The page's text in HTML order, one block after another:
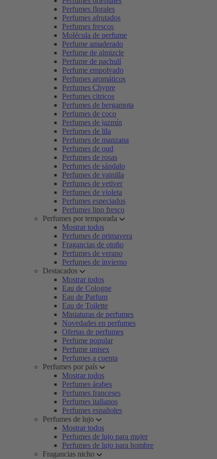
Perfumes florales
Perfumes afrutados
Perfumes frescos
Molécula de perfume
Perfume amaderado
Perfume de almizcle
Perfume de pachulí
Perfume empolvado
Perfumes aromáticos
Perfumes Chypre
Perfumes citricos
Perfumes de bergamota
Perfumes de coco
Perfumes de jazmín
Perfumes de lila
Perfumes de manzana
Perfumes de oud
Perfumes de rosas
Perfumes de sándalo
Perfumes de vainilla
Perfumes de vetiver
Perfumes de violeta
Perfumes especiados
Perfumes lino fresco
Perfumes por temporada
Mostrar todos
Perfumes de primavera
Fragancias de otoño
Perfumes de verano
Perfumes de invierno
Destacados
Mostrar todos
Eau de Cologne
Eau de Parfum
Eau de Toilette
Miniaturas de perfumes
Novedades en perfumes
Ofertas de perfumes
Perfume popular
Perfume unisex
Perfumes a cuenta
Perfumes por país
Mostrar todos
Perfumes árabes
Perfumes franceses
Perfumes italianos
Perfumes españoles
Perfumes de lujo
Mostrar todos
Perfumes de lujo para mujer
Perfumes de lujo para hombre
Fragancias nicho